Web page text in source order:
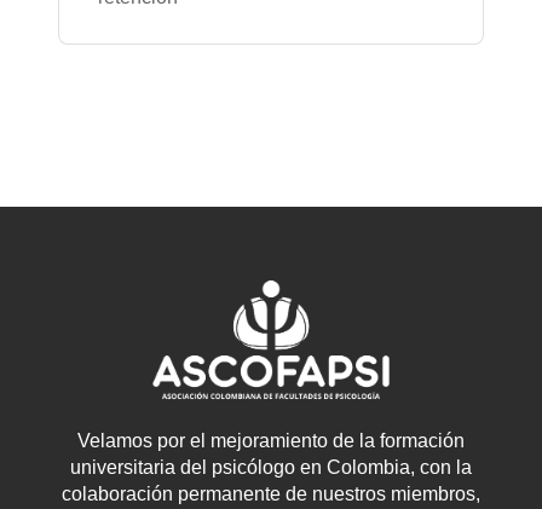
Velamos por el mejoramiento de la formación
universitaria del psicólogo en Colombia, con la
colaboración permanente de nuestros miembros,